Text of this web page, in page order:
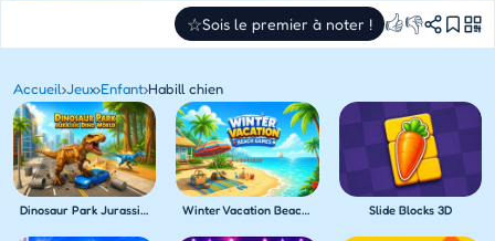
☆Sois le premier à noter ! 👍👎
Accueil›Jeux›Enfant›Habill chien
Dinosaur Park Jurassic Dino World Winter Vacation Beach Games Slide Blocks 3D